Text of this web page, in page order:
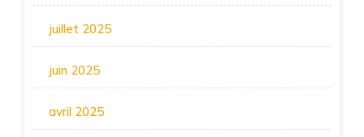
juillet 2025
juin 2025
avril 2025